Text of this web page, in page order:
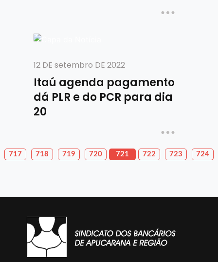
12 DE setembro DE 2022
Itaú agenda pagamento
dá PLR e do PCR para dia
20
717 718 719 720 721 722 723 724